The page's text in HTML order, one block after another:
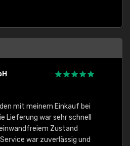
mit meinem Einkauf bei
Lieferung war sehr schnell
Zustand
war zuverlässig und